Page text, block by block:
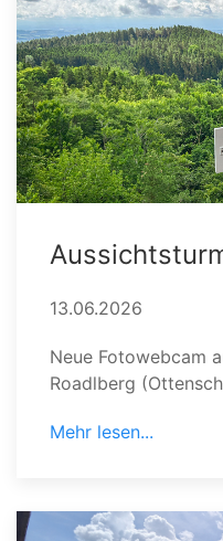
13.06.2026
Neue Fotowebcam
Roadlberg
Mehr lesen...